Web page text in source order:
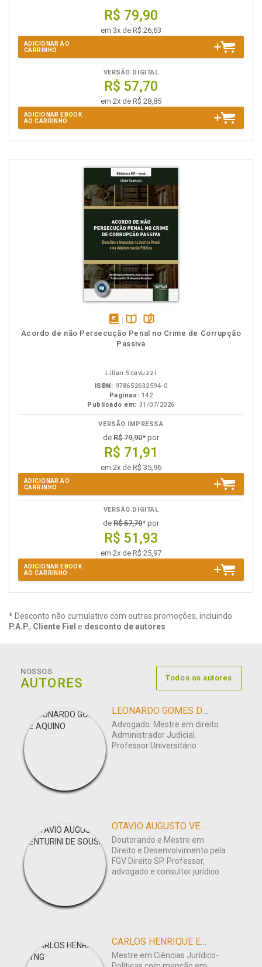
R$ 79,90
em 3x de R$ 26,63
ADICIONAR AO
CARRINHO
VERSÃO DIGITAL
R$ 57,70
em 2x de R$ 28,85
ADICIONAR EBOOK
AO CARRINHO
disponível
em
Disponível
na
páginas
Acordo de não Persecução Penal no Crime de Corrupção
Passiva
Lilian Scavuzzi
ISBN: 978652632594-0
Páginas: 142
Publicado em: 31/07/2026
VERSÃO IMPRESSA
de R$ 79,90* por
R$ 71,91
em 2x de R$ 35,96
ADICIONAR AO
CARRINHO
VERSÃO DIGITAL
de R$ 57,70* por
R$ 51,93
em 2x de R$ 25,97
ADICIONAR EBOOK
AO CARRINHO
* Desconto não cumulativo com outras promoções, incluindo
P.A.P., Cliente Fiel e desconto de autores
NOSSOS
AUTORES Todos os autores
LEONARDO GOMES DE AQUINO
Advogado. Mestre em direito.
Administrador Judicial.
Professor Universitário
OTAVIO AUGUSTO VENTURINI DE SOUSA
Doutorando e Mestre em
Direito e Desenvolvimento pela
FGV Direito SP. Professor,
advogado e consultor jurídico.
CARLOS HENRIQUE EYNG
Mestre em Ciências Jurídico-